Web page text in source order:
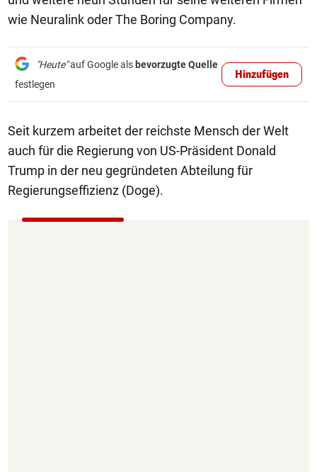
wie Neuralink oder The Boring Company.
"Heute"auf Google als bevorzugte Quelle
festlegen
Hinzufügen
Seit kurzem arbeitet der reichste Mensch der Welt
auch für die Regierung von US-Präsident Donald
Trump in der neu gegründeten Abteilung für
Regierungseffizienz (Doge).